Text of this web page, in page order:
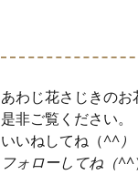
あわじ花さじきの
是非ご覧ください。
いいねしてね（^^）
フォローしてね（^^